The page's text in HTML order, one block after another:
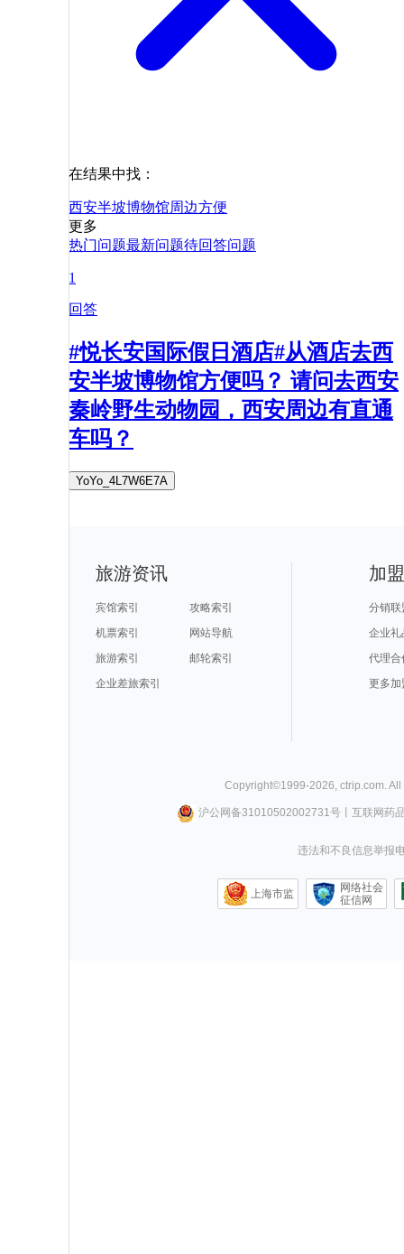
在结果中找：
西安半坡博物馆周边方便
更多
热门问题最新问题待回答问题
1
回答
#悦长安国际假日酒店#从酒店去西
安半坡博物馆方便吗？ 请问去西安
秦岭野生动物园，西安周边有直通
车吗？
YoYo_4L7W6E7A
旅游资讯
宾馆索引
攻略索引
机票索引
网站导航
旅游索引
邮轮索引
企业差旅索引
加
分销联
企业礼
代理合
更多加
Copyright©1999-2026 ctrip.com .
沪公网备31010502002731号丨 互联网药
违法和不良信息举报
上海市监
网络社会
征信网